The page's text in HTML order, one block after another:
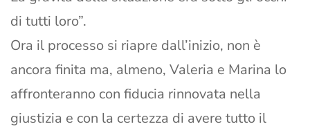
di tutti loro”.
Ora il processo si riapre dall’inizio, non è
ancora finita ma, almeno, Valeria e Marina lo
affronteranno con fiducia rinnovata nella
giustizia e con la certezza di avere tutto il